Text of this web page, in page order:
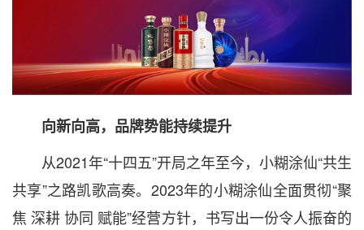
向新向高，品牌势能持续提升
从2021年“十四五”开局之年至今，小糊涂仙“共生
共享”之路凯歌高奏。2023年的小糊涂仙全面贯彻“聚
焦 深耕 协同 赋能”经营方针，书写出一份令人振奋的